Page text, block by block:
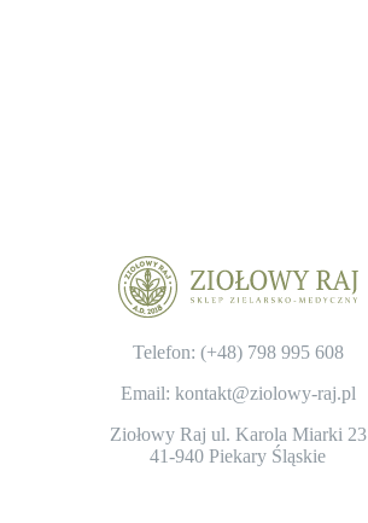
Telefon: (+48) 798 995 608
Email: kontakt@ziolowy-raj.pl
Ziołowy Raj ul. Karola Miarki 23
41-940 Piekary Śląskie